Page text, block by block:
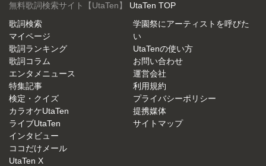
無料歌詞検索サイト【UtaTen】 UtaTen TOP
歌詞検索
マイページ
歌詞ランキング
歌詞コラム
エンタメニュース
特集記事
検定・クイズ
カラオケUtaTen
ライブUtaTen
インタビュー
ココだけメール
UtaTen X
学園祭にアーティストを呼びた
い
UtaTenの使い方
お問い合わせ
運営会社
利用規約
プライバシーポリシー
提携媒体
サイトマップ